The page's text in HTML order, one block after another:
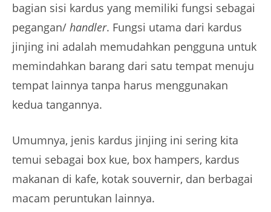
bagian sisi kardus yang memiliki fungsi sebagai
pegangan/ handler. Fungsi utama dari kardus
jinjing ini adalah memudahkan pengguna untuk
memindahkan barang dari satu tempat menuju
tempat lainnya tanpa harus menggunakan
kedua tangannya.
Umumnya, jenis kardus jinjing ini sering kita
temui sebagai box kue, box hampers, kardus
makanan di kafe, kotak souvernir, dan berbagai
macam peruntukan lainnya.